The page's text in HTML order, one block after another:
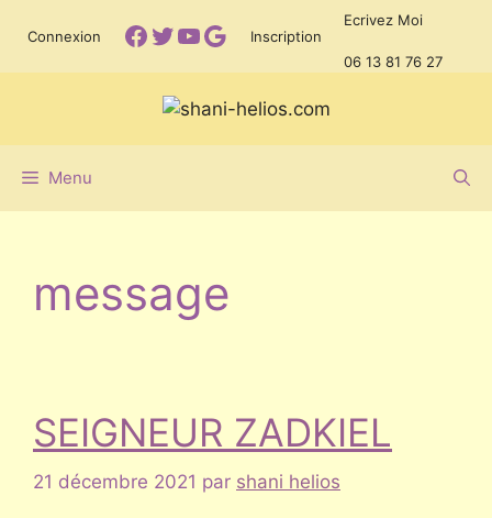
contenu
Connexion Facebook
Twitter
YouTube
Google
Inscription
Ecrivez Moi
06 13 81 76 27
Menu
message
SEIGNEUR ZADKIEL
21 décembre 2021 par shani helios